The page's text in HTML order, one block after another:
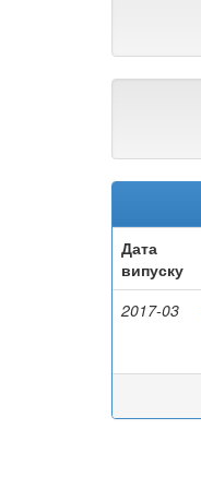
Дата
випуску
2017-03